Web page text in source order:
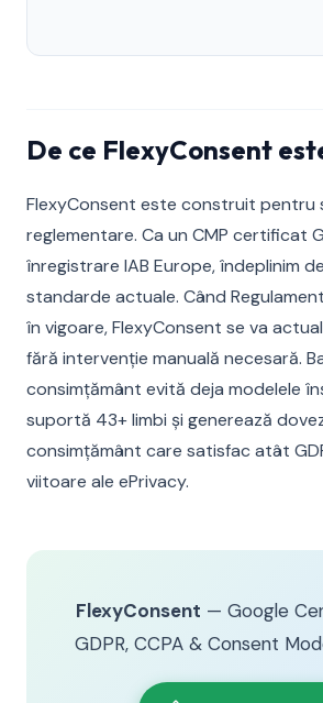
De ce FlexyConsent
FlexyConsent este construit pentru
reglementare. Ca un CMP certificat
înregistrare IAB Europe, îndeplinim
standarde actuale. Când
în vigoare, FlexyConsent se va
fără intervenție manuală necesară.
consimțământ evită deja modelele
suportă 43+ limbi și generează
consimțământ care satisfac atât
viitoare ale ePrivacy.
FlexyConsent — Google
GDPR, CCPA & Consent